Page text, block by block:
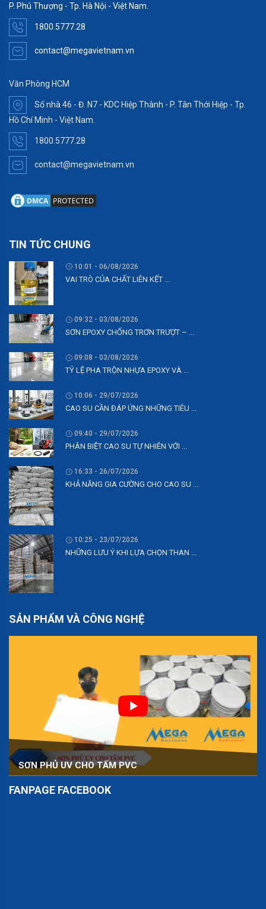
P. Phú Thượng - Tp. Hà Nội - Việt Nam.
1800.5777.28
contact@megavietnam.vn
Văn Phòng HCM
Số nhà 46 - Đ. N7 - KDC Hiệp Thành - P. Tân Thới Hiệp - Tp.
Hồ Chí Minh - Việt Nam.
1800.5777.28
contact@megavietnam.vn
TIN TỨC CHUNG
10:01 - 06/08/2026
VAI TRÒ CỦA CHẤT LIÊN KẾT ...
09:32 - 03/08/2026
SƠN EPOXY CHỐNG TRƠN TRƯỢT – ...
09:08 - 03/08/2026
TỶ LỆ PHA TRỘN NHỰA EPOXY VÀ ...
10:06 - 29/07/2026
CAO SU CẦN ĐÁP ỨNG NHỮNG TIÊU ...
09:40 - 29/07/2026
PHÂN BIỆT CAO SU TỰ NHIÊN VỚI ...
16:33 - 26/07/2026
KHẢ NĂNG GIA CƯỜNG CHO CAO SU ...
10:25 - 23/07/2026
NHỮNG LƯU Ý KHI LỰA CHỌN THAN ...
SẢN PHẨM VÀ CÔNG NGHỆ
SƠN PHỦ UV CHO TẤM PVC
FANPAGE FACEBOOK